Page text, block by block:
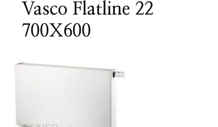
Vasco Flatline 22
700X600